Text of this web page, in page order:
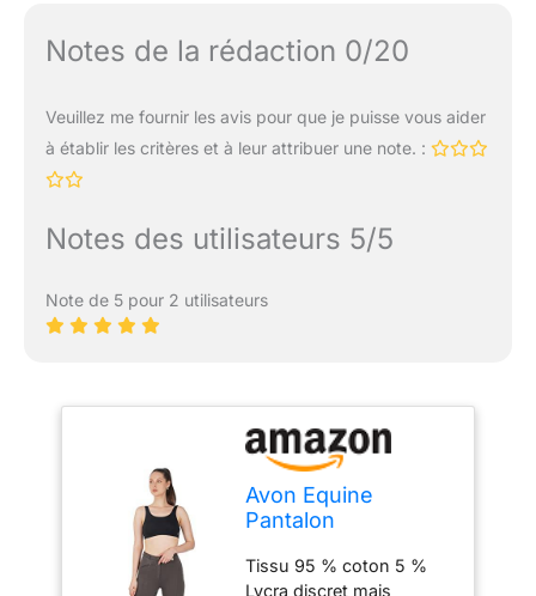
Notes de la rédaction 0/20
Veuillez me fournir les avis pour que je puisse vous aider
à établir les critères et à leur attribuer une note. :
Notes des utilisateurs 5/5
Note de 5 pour 2 utilisateurs
Avon Equine
Pantalon
silicone pour
Tissu 95 % coton 5 %
Lycra discret mais